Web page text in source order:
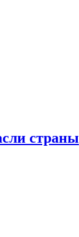
страны